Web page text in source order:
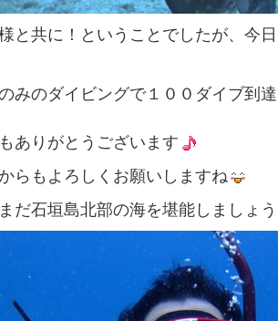
と共に！ということでしたが、今
みのダイビングで１００ダイブ到
ありがとうございます
らもよろしくお願いしますね
だ石垣島北部の海を堪能しましょ